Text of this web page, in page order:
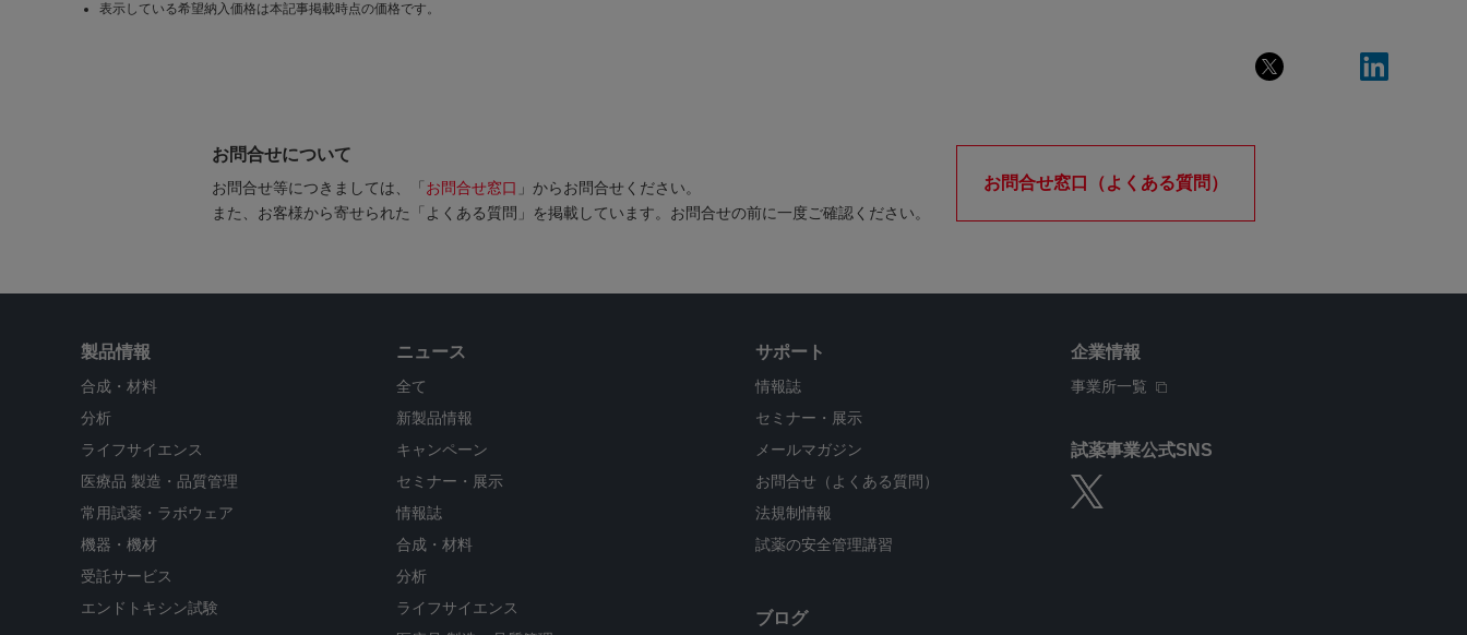
表示している希望納入価格は本記事掲載時点の価格です。
お問合せについて
お問合せ等につきましては、「 お問合せ窓口 」からお問合せください。
また、お客様から寄せられた「よくある質問」を掲載しています。お問合せの前に一度ご確認ください。
お問合せ窓口（よくある質問）
製品情報
合成・材料
分析
ライフサイエンス
医療品 製造・品質管理
常用試薬・ラボウェア
機器・機材
受託サービス
エンドトキシン試験
ニュース
全て
新製品情報
キャンペーン
セミナー・展示
情報誌
合成・材料
分析
ライフサイエンス
サポート
情報誌
セミナー・展示
メールマガジン
お問合せ（よくある質問）
法規制情報
試薬の安全管理講習
ブログ
企業情報
事業所一覧
試薬事業公式SNS